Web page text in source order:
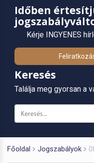
Időben
Kérje INGYENES
Keresés
Találja meg gyorsan a
Főoldal Jogszabályok